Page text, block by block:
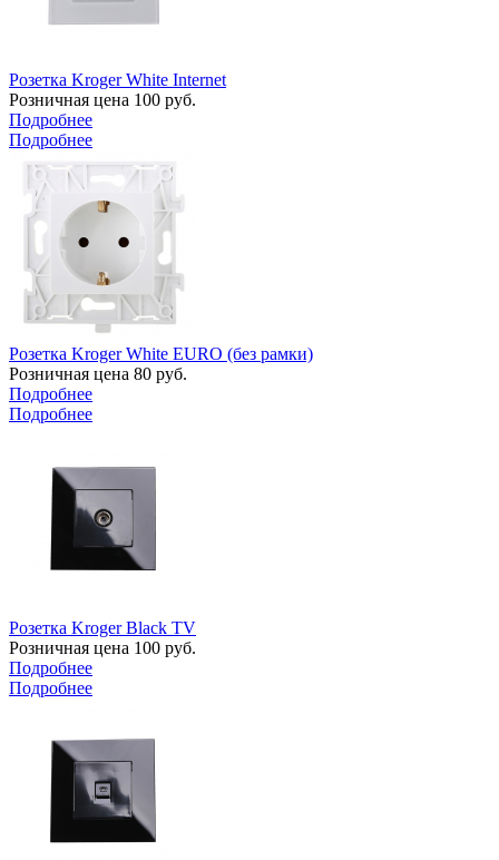
Розетка Kroger White Internet
Розничная цена 100 руб.
Подробнее
Подробнее
Розетка Kroger White EURO (без рамки)
Розничная цена 80 руб.
Подробнее
Подробнее
Розетка Kroger Black TV
Розничная цена 100 руб.
Подробнее
Подробнее